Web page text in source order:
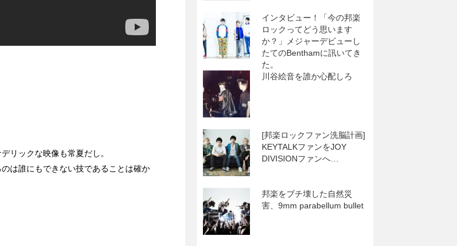
リックな映像も常夏だし。
は誰にもできない技であることは確か
インタビュー！「今の邦楽
ロックってどう思います
か？」メジャーデビューし
たてのBenthamに訊いてき
た。
川谷絵音を誰か心配しろ
[邦楽ロックファン洗脳計画]
KEYTALKファンをJOY
DIVISIONファンへ…
邦楽をブチ壊した自然災
害、9mm parabellum bullet